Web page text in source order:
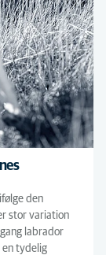
den
stor variation
labrador
en tydelig